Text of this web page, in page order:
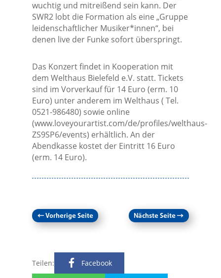
wuchtig und mitreißend sein kann. Der
SWR2 lobt die Formation als eine „Gruppe
leidenschaftlicher Musiker*innen“, bei
denen live der Funke sofort überspringt.
Das Konzert findet in Kooperation mit
dem Welthaus Bielefeld e.V. statt. Tickets
sind im Vorverkauf für 14 Euro (erm. 10
Euro) unter anderem im Welthaus ( Tel.
0521-986480) sowie online
(www.loveyourartist.com/de/profiles/welthaus-
ZS9SP6/events) erhältlich. An der
Abendkasse kostet der Eintritt 16 Euro
(erm. 14 Euro).
←Vorherige Seite Nächste Seite→
Teilen: Facebook